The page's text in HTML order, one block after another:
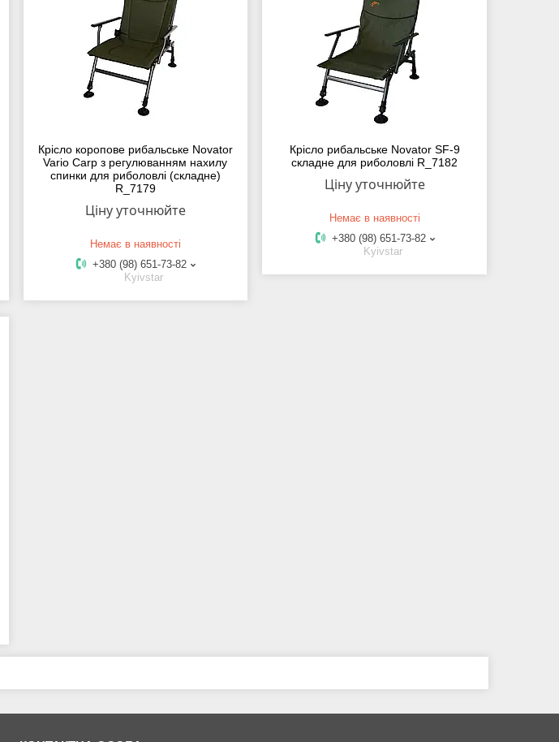
Крісло коропове рибальське Novator
Vario Carp з регулюванням нахилу
спинки для риболовлі (складне)
R_7179
Ціну уточнюйте
Немає в наявності
+380 (98) 651-73-82
Kyivstar
Крісло рибальське Novator SF-9
складне для риболовлі R_7182
Ціну уточнюйте
Немає в наявності
+380 (98) 651-73-82
Kyivstar